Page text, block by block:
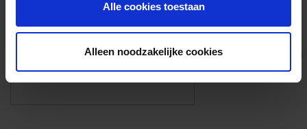
Alle cookies toestaan
Alleen noodzakelijke cookies Eigen foto’s